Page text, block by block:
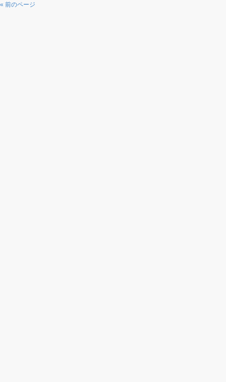
« 前のページ